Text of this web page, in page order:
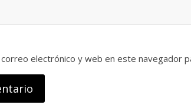
electrónico y web en este navegador